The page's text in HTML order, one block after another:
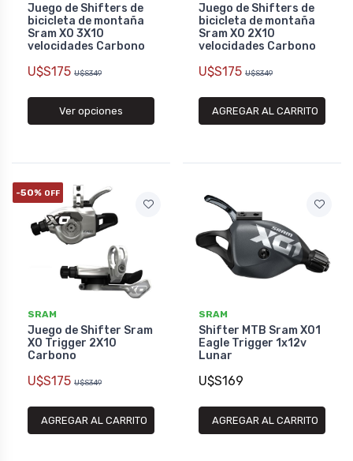
Juego de Shifters de
bicicleta de montaña
Sram X0 3X10
velocidades Carbono
U$S175 U$S349
Ver opciones
Juego de Shifters de
bicicleta de montaña
Sram X0 2X10
velocidades Carbono
U$S175 U$S349
AGREGAR AL CARRITO
-50% OFF
SRAM
Juego de Shifter Sram
X0 Trigger 2X10
Carbono
U$S175 U$S349
AGREGAR AL CARRITO
SRAM
Shifter MTB Sram X01
Eagle Trigger 1x12v
Lunar
U$S169
AGREGAR AL CARRITO